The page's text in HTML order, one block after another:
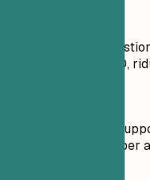
Automatizzato la
degli script in CI/CD,
Ho lavorato allo
utilizzando Python